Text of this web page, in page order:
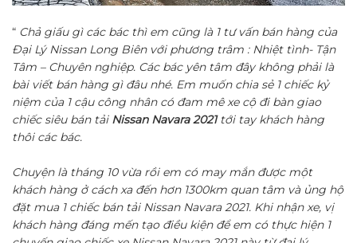
“ Chả giấu gì các bác thì em cũng là 1 tư vấn bán hàng của
Đại Lý Nissan Long Biên với phương trâm : Nhiệt tình- Tận
Tâm – Chuyên nghiệp. Các bác yên tâm đây không phải là
bài viết bán hàng gì đâu nhé. Em muốn chia sẻ 1 chiếc kỷ
niệm của 1 cậu công nhân có đam mê xe cộ đi bàn giao
chiếc siêu bán tải Nissan Navara 2021tới tay khách hàng
thôi các bác.
Chuyện là tháng 10 vừa rồi em có may mắn được một
khách hàng ở cách xa đến hơn 1300km quan tâm và ủng hộ
đặt mua 1 chiếc bán tải Nissan Navara 2021. Khi nhận xe, vị
khách hàng đáng mến tạo điều kiện để em có thực hiện 1